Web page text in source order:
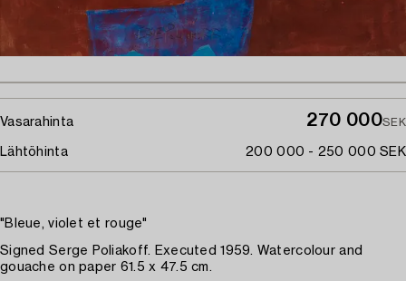
Vasarahinta 270 000SEK
Lähtöhinta 200 000 - 250 000 SEK
"Bleue, violet et rouge"
Signed Serge Poliakoff. Executed 1959. Watercolour and
gouache on paper 61.5 x 47.5 cm.